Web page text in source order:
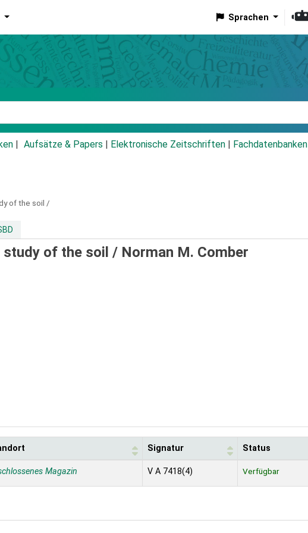
Sprachen
Aufsätze & Papers Elektronische Zeitschriften Fachdatenbanken
of the soil /
of the soil / Norman M. Comber
Signatur Status
Magazin V A 7418(4) Verfügbar